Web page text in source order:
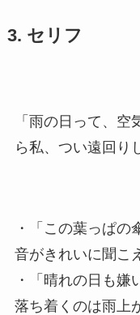
3. セリフ
「雨の日って、
ら私、つい遠回り
・「この葉っぱの
音がきれいに聞こ
・「晴れの日も嫌
落ち着くのは雨上